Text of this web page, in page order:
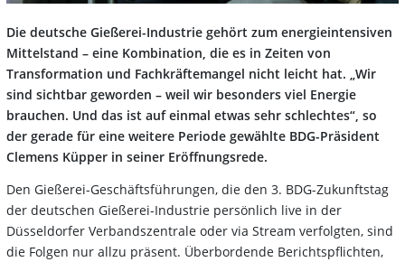
Die deutsche Gießerei-Industrie gehört zum energieintensiven
Mittelstand – eine Kombination, die es in Zeiten von
Transformation und Fachkräftemangel nicht leicht hat. „Wir
sind sichtbar geworden – weil wir besonders viel Energie
brauchen. Und das ist auf einmal etwas sehr schlechtes“, so
der gerade für eine weitere Periode gewählte BDG-Präsident
Clemens Küpper in seiner Eröffnungsrede.
Den Gießerei-Geschäftsführungen, die den 3. BDG-Zukunftstag
der deutschen Gießerei-Industrie persönlich live in der
Düsseldorfer Verbandszentrale oder via Stream verfolgten, sind
die Folgen nur allzu präsent. Überbordende Berichtspflichten,